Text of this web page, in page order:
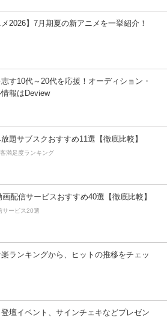
メ2026】7月期夏の新アニメを一挙紹介！
す10代～20代を応援！オーディション・
報はDeview
題サブスクおすすめ11選【徹底比較】
満足度ランキング
画配信サービスおすすめ40選【徹底比較】
サービス20選
ランキングから、ヒットの推移をチェッ
壇イベント、サインチェキなどプレゼン